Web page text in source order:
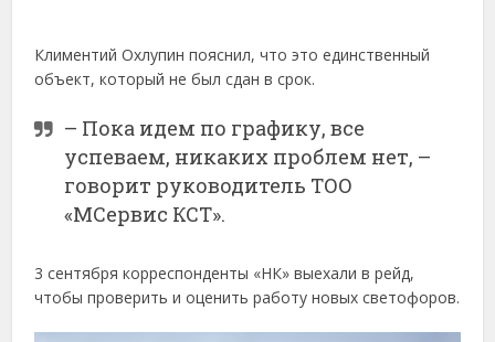
Климентий Охлупин пояснил, что это единственный
объект, который не был сдан в срок.
– Пока идем по графику, все
успеваем, никаких проблем нет, –
говорит руководитель ТОО
«МСервис КСТ».
3 сентября корреспонденты «НК» выехали в рейд,
чтобы проверить и оценить работу новых светофоров.